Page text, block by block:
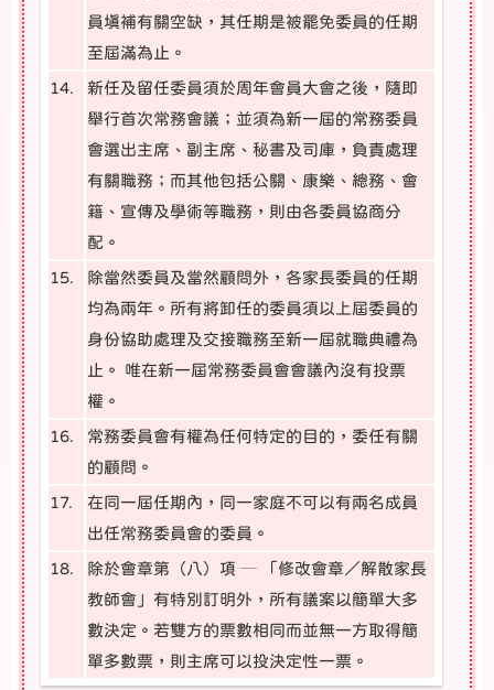
員填補有關空缺，其任期是被罷免委員的任期
至屆滿為止。
14.
新任及留任委員須於周年會員大會之後，隨即
舉行首次常務會議；並須為新一屆的常務委員
會選出主席、副主席、秘書及司庫，負責處理
有關職務；而其他包括公關、康樂、總務、會
籍、宣傳及學術等職務，則由各委員協商分
配。
15.
除當然委員及當然顧問外，各家長委員的任期
均為兩年。所有將卸任的委員須以上屆委員的
身份協助處理及交接職務至新一屆就職典禮為
止。 唯在新一屆常務委員會會議內沒有投票
權。
16.
常務委員會有權為任何特定的目的，委任有關
的顧問。
17.
在同一屆任期內，同一家庭不可以有兩名成員
出任常務委員會的委員。
18.
除於會章第（八）項 ─ 「修改會章／解散家長
教師會」有特別訂明外，所有議案以簡單大多
數決定。若雙方的票數相同而並無一方取得簡
單多數票，則主席可以投決定性一票。